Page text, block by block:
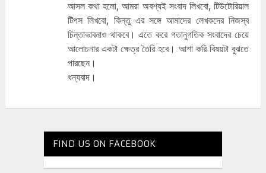
আসল কথা হলো, আমরা অবশ্যই সংবাদ লিখবো, টিউটোরিয়াল
টিপস লিখবো, কিন্তু এর সঙ্গে আমাদের লেখকদের নিজস্ব
চিন্তাভাবনাও থাকবে। এতে করে গতানুগতিক সংবাদের চেয়ে
আলোচনার একটা ক্ষেত্র তৈরি হবে। আশা করি বিষয়টা বুঝতে
পারছেন।
ধন্যবাদ।
FIND US ON FACEBOOK